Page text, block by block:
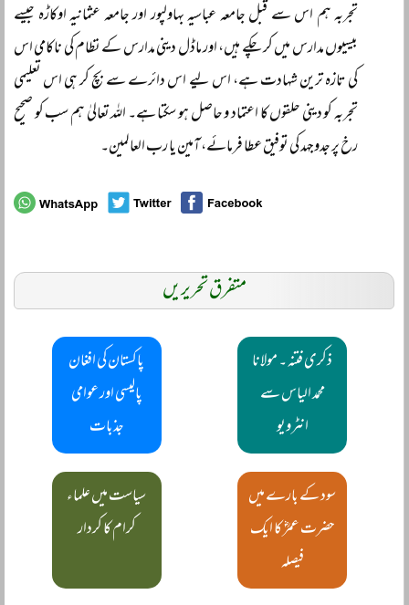
تجربہ ہم اس سے قبل جامعہ عباسیہ بہاولپور اور جامعہ عثمانیہ اوکاڑہ جیسے
بیسیوں مدارس میں کر چکے ہیں، اور ماڈل دینی مدارس کے نظام کی ناکامی اس
کی تازہ ترین شہادت ہے، اس لیے اس دائرے سے بچ کر ہی اس تعلیمی
تجربہ کو دینی حلقوں کا اعتماد و حاصل ہو سکتا ہے۔ اللہ تعالیٰ ہم سب کو صحیح
رخ پر جدوجہد کی توفیق عطا فرمائے، آمین یا رب العالمین۔
متفرق تحریریں
ذکری فتنہ ۔ مولانا
محمد الیاس سے
انٹرویو
پاکستان کی افغان
پالیسی اور عوامی
جذبات
سود کے بارے میں
حضرت عمرؓ کا ایک
فیصلہ
سیاست میں علماء
کرام کا کردار